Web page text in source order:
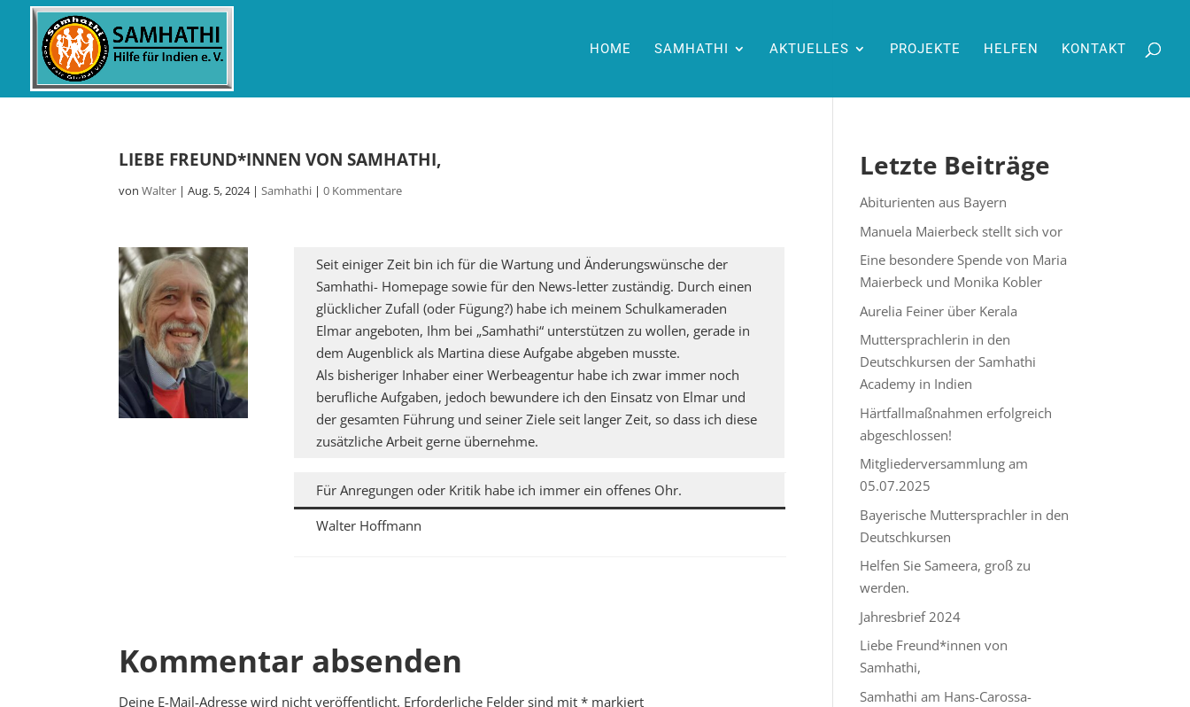
HOME SAMHATHI AKTUELLES PROJEKTE HELFEN KONTAKT
LIEBE FREUND*INNEN VON SAMHATHI,
vonWalter |Aug. 5, 2024|Samhathi |0 Kommentare
Seit einiger Zeit bin ich für die Wartung und Änderungswünsche der
Samhathi- Homepage sowie für den News-letter zuständig. Durch einen
glücklicher Zufall (oder Fügung?) habe ich meinem Schulkameraden
Elmar angeboten, Ihm bei „Samhathi“ unterstützen zu wollen, gerade in
dem Augenblick als Martina diese Aufgabe abgeben musste.
Als bisheriger Inhaber einer Werbeagentur habe ich zwar immer noch
berufliche Aufgaben, jedoch bewundere ich den Einsatz von Elmar und
der gesamten Führung und seiner Ziele seit langer Zeit, so dass ich diese
zusätzliche Arbeit gerne übernehme.
Für Anregungen oder Kritik habe ich immer ein offenes Ohr.
Walter Hoffmann
Kommentar absenden
Deine E-Mail-Adresse wird nicht veröffentlicht. Erforderliche Felder sind mit* markiert
Letzte Beiträge
Abiturienten aus Bayern
Manuela Maierbeck stellt sich vor
Eine besondere Spende von Maria
Maierbeck und Monika Kobler
Aurelia Feiner über Kerala
Muttersprachlerin in den
Deutschkursen der Samhathi
Academy in Indien
Härtfallmaßnahmen erfolgreich
abgeschlossen!
Mitgliederversammlung am
05.07.2025
Bayerische Muttersprachler in den
Deutschkursen
Helfen Sie Sameera, groß zu
werden.
Jahresbrief 2024
Liebe Freund*innen von
Samhathi,
Samhathi am Hans-Carossa-